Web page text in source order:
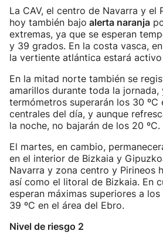
La CAV, el centro de Navarra y el
hoy también bajo alerta naranja
extremas, ya que se esperan
y 39 grados. En la costa vasca,
la vertiente atlántica estará
En la mitad norte también se
amarillos durante toda la jornada,
termómetros superarán los 30 ºC
centrales del día, y aunque
la noche, no bajarán de los 20 ºC.
El martes, en cambio,
en el interior de Bizkaia y
Navarra y zona centro y Pirineos
así como el litoral de Bizkaia. En
esperan máximas superiores a
39 ºC en el área del Ebro.
Nivel de riesgo 2